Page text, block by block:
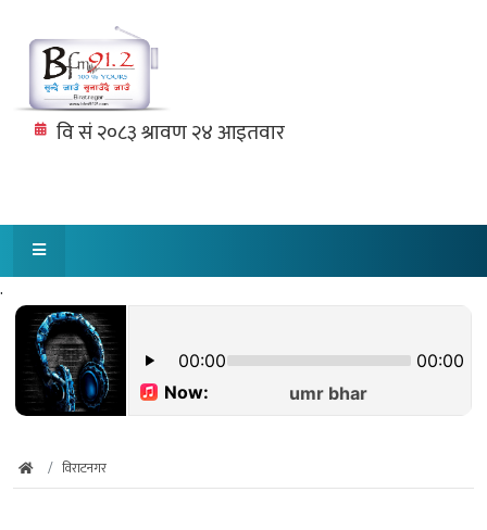
.
विराटनगर